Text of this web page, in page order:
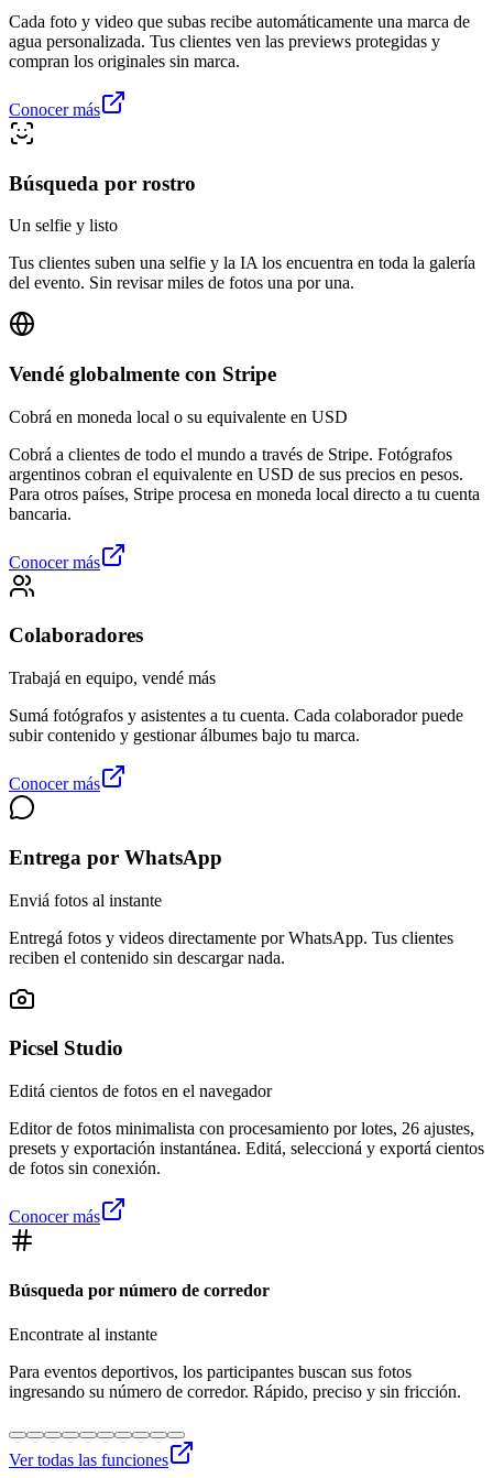
Cada foto y video que subas recibe automáticamente una marca de
agua personalizada. Tus clientes ven las previews protegidas y
compran los originales sin marca.
Conocer más
Búsqueda por rostro
Un selfie y listo
Tus clientes suben una selfie y la IA los encuentra en toda la galería
del evento. Sin revisar miles de fotos una por una.
Vendé globalmente con Stripe
Cobrá en moneda local o su equivalente en USD
Cobrá a clientes de todo el mundo a través de Stripe. Fotógrafos
argentinos cobran el equivalente en USD de sus precios en pesos.
Para otros países, Stripe procesa en moneda local directo a tu cuenta
bancaria.
Conocer más
Colaboradores
Trabajá en equipo, vendé más
Sumá fotógrafos y asistentes a tu cuenta. Cada colaborador puede
subir contenido y gestionar álbumes bajo tu marca.
Conocer más
Entrega por WhatsApp
Enviá fotos al instante
Entregá fotos y videos directamente por WhatsApp. Tus clientes
reciben el contenido sin descargar nada.
Picsel Studio
Editá cientos de fotos en el navegador
Editor de fotos minimalista con procesamiento por lotes, 26 ajustes,
presets y exportación instantánea. Editá, seleccioná y exportá cientos
de fotos sin conexión.
Conocer más
Búsqueda por número de corredor
Encontrate al instante
Para eventos deportivos, los participantes buscan sus fotos
ingresando su número de corredor. Rápido, preciso y sin fricción.
Ver todas las funciones